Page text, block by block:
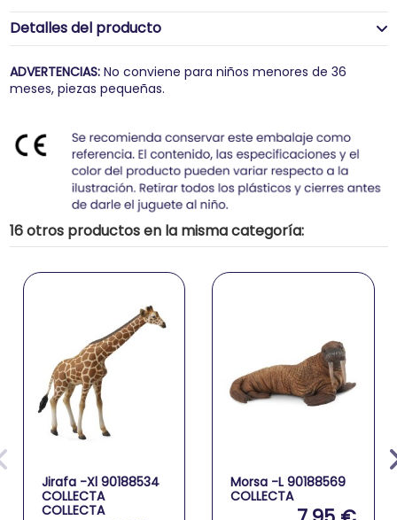
Detalles del producto
ADVERTENCIAS:No conviene para niños menores de 36
meses, piezas pequeñas.
16 otros productos en la misma categoría:
Jirafa -Xl 90188534
COLLECTA
COLLECTA
Morsa -L 90188569
COLLECTA